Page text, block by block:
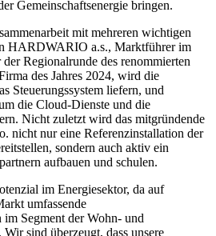
Gemeinschaftsenergie bringen.
mit mehreren wichtigen
HARDWARIO a.s., Marktführer im
Regionalrunde des renommierten
des Jahres 2024, wird die
Steuerungssystem liefern, und
die Cloud-Dienste und die
Nicht zuletzt wird das mitgründende
nicht nur eine Referenzinstallation der
sondern auch aktiv ein
aufbauen und schulen.
im Energiesektor, da auf
umfassende
im Segment der Wohn- und
sind überzeugt, dass unsere